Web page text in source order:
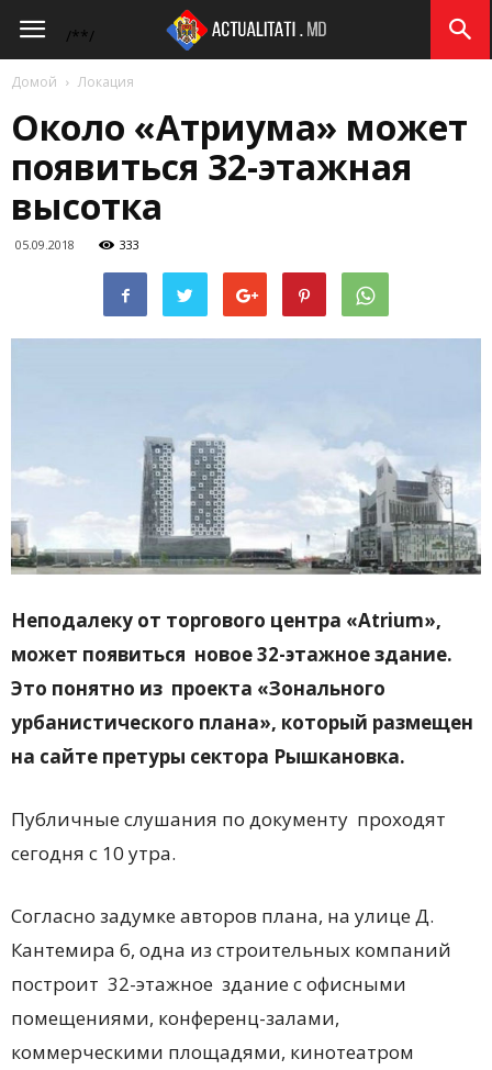
/**/
Actualitati.md
Домой Локация
Около «Атриума» может
появиться 32-этажная
высотка
05.09.2018 333
Неподалеку от торгового центра «Atrium»,
может появиться новое 32-этажное здание.
Это понятно из проекта «Зонального
урбанистического плана», который размещен
на сайте претуры сектора Рышкановка.
Публичные слушания по документу проходят
сегодня с 10 утра.
Согласно задумке авторов плана, на улице Д.
Кантемира 6, одна из строительных компаний
построит 32-этажное здание с офисными
помещениями, конференц-залами,
коммерческими площадями, кинотеатром